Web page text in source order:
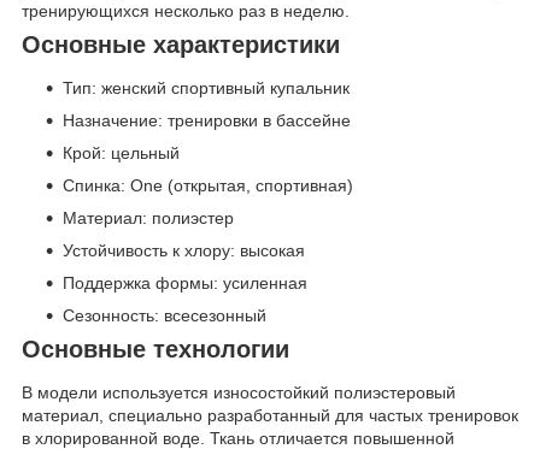
тренирующихся несколько раз в неделю.
Основные характеристики
Тип: женский спортивный купальник
Назначение: тренировки в бассейне
Крой: цельный
Спинка: One (открытая, спортивная)
Материал: полиэстер
Устойчивость к хлору: высокая
Поддержка формы: усиленная
Сезонность: всесезонный
Основные технологии
В модели используется износостойкий полиэстеровый
материал, специально разработанный для частых тренировок
в хлорированной воде. Ткань отличается повышенной